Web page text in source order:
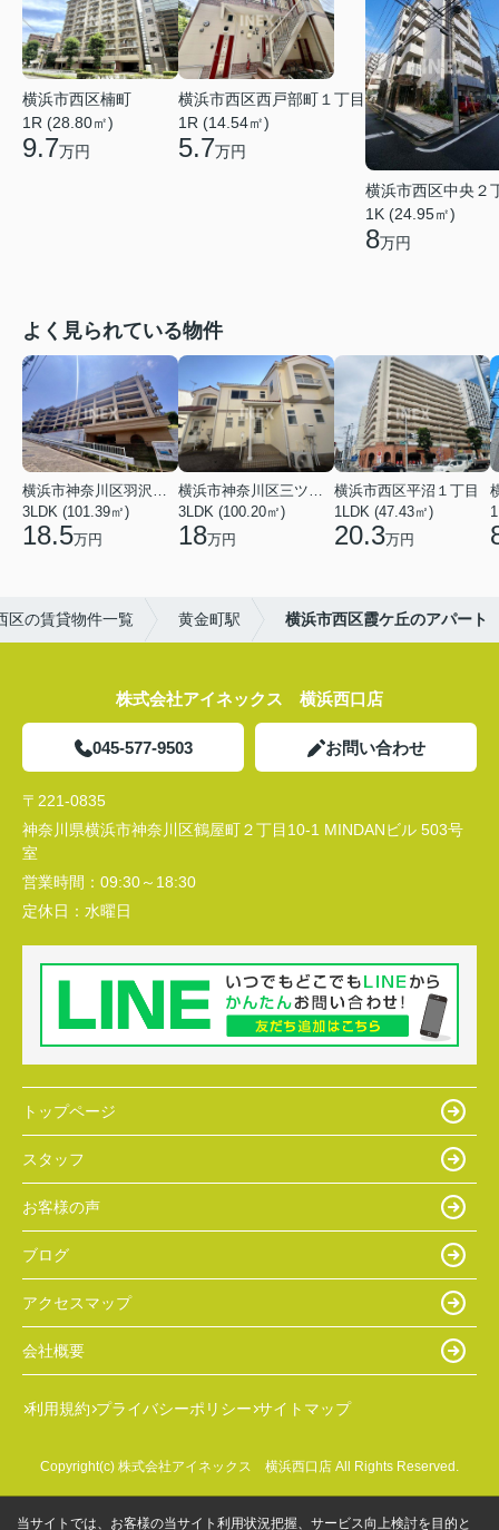
横浜市西区楠町
1R (28.80㎡)
9.7万円
横浜市西区西戸部町１丁目
1R (14.54㎡)
5.7万円
横浜市西区中央２
1K (24.95㎡)
8万円
よく見られている物件
横浜市神奈川区羽沢南１丁目
3LDK (101.39㎡)
18.5万円
横浜市神奈川区三ツ沢上町
3LDK (100.20㎡)
18万円
横浜市西区平沼１丁目
1LDK (47.43㎡)
20.3万円
区の賃貸物件一覧 黄金町駅 横浜市西区霞ケ丘のアパート
株式会社アイネックス 横浜西口店
045-577-9503 お問い合わせ
〒221-0835
神奈川県横浜市神奈川区鶴屋町２丁目10-1 MINDANビル 503号
室
営業時間： 09:30～18:30
定休日： 水曜日
トップページ
スタッフ
お客様の声
ブログ
アクセスマップ
会社概要
利用規約 プライバシーポリシー サイトマップ
Copyright(c) 株式会社アイネックス 横浜西口店 All Rights Reserved.
当サイトでは、お客様の当サイト利用状況把握、サービス向上検討を目的と